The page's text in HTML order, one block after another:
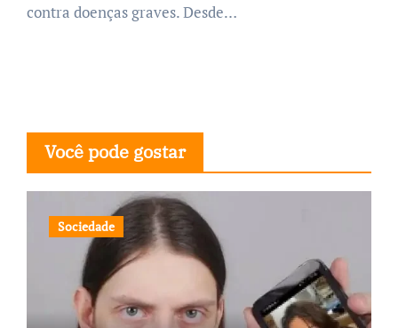
contra doenças graves. Desde…
Você pode gostar
Sociedade